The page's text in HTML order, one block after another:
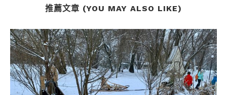
推薦文章 (YOU MAY ALSO LIKE)